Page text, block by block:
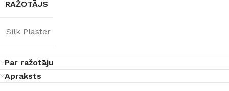
RAŽOTĀJS
Silk Plaster
Par ražotāju
Apraksts